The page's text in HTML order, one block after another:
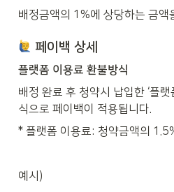
배정금액의 1%에 상당하는 금액
페이백 상세
플랫폼 이용료 환불방식
배정 완료 후 청약시 납입한 ‘플
식으로 페이백이 적용됩니다.
* 플랫폼 이용료: 청약금액의
예시)